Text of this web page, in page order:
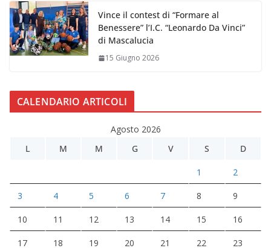
Vince il contest di “Formare al
Benessere” l’I.C. “Leonardo Da Vinci”
di Mascalucia
15 Giugno 2026
CALENDARIO ARTICOLI
Agosto 2026
L
M M G V S D
1 2
3 4 5 6 7 8 9
10 11 12 13 14 15 16
17 18 19 20 21 22 23